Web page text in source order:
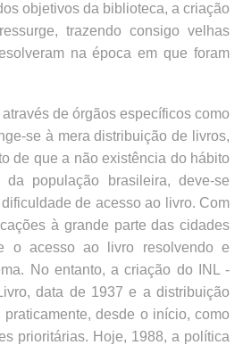
objetivos da biblioteca, a criação
trazendo consigo velhas
na época em que foram
de órgãos específicos como
se à mera distribuição de livros,
de que a não existência do hábito
população brasileira, deve-se
de acesso ao livro. Com
à grande parte das cidades
o acesso ao livro resolvendo e
No entanto, a criação do INL -
data de 1937 e a distribuição
desde o início, como
prioritárias. Hoje, 1988, a política